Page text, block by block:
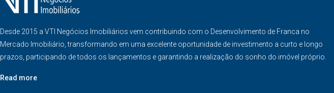
Desde 2015 a VTI Negócios Imobiliários vem contribuindo com o Desenvolvimento de Franca no
Mercado Imobiliário, transformando em uma excelente oportunidade de investimento a curto e longo
prazos, participando de todos os lançamentos e garantindo a realização do sonho do imóvel próprio.
Read more